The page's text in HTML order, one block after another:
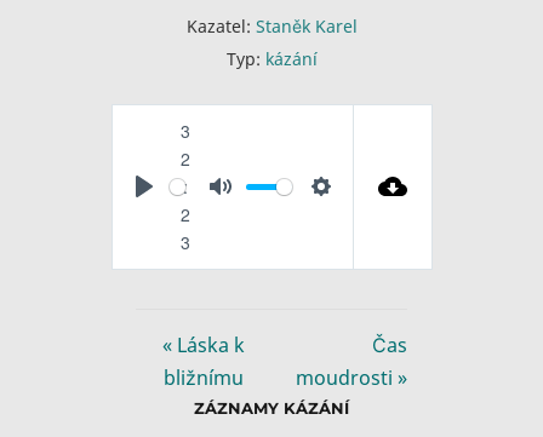
Kazatel: Staněk Karel
Typ: kázání
P
3
2
:
2
3
M
S
g
s
« Láska k
bližnímu
Čas
moudrosti »
ZÁZNAMY KÁZÁNÍ